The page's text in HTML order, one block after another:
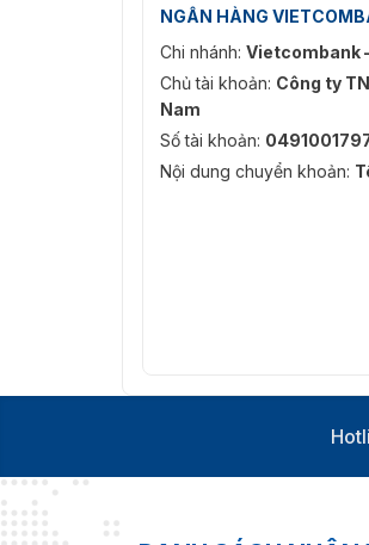
NGÂN HÀNG
Chi nhánh: Vietcombank
Chủ tài khoản: Công ty
Nam
Số tài khoản:
Nội dung chuyển khoản: